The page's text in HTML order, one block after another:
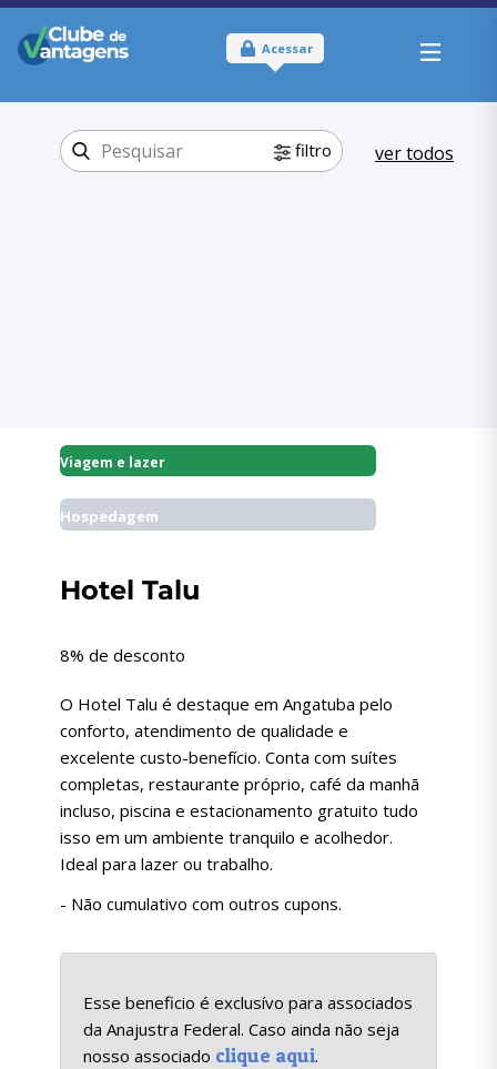
Acessar
filtro ver todos
Viagem e lazer
Hospedagem
Hotel Talu
8% de desconto
O Hotel Talu é destaque em Angatuba pelo
conforto, atendimento de qualidade e
excelente custo-benefício. Conta com suítes
completas, restaurante próprio, café da manhã
incluso, piscina e estacionamento gratuito tudo
isso em um ambiente tranquilo e acolhedor.
Ideal para lazer ou trabalho.
- Não cumulativo com outros cupons.
Esse beneficio é exclusívo para associados
da Anajustra Federal. Caso ainda não seja
nosso associado clique aqui.